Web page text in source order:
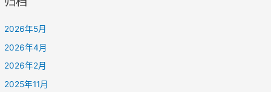
2026年5月
2026年4月
2026年2月
2025年11月